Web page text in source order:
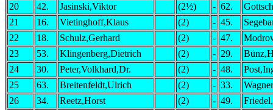
20
42. Jasinski,Viktor (2½) - 62.
21
16. Vietinghoff,Klaus (2) - 45.
22
18. Schulz,Gerhard (2) - 47.
23
53. Klingenberg,Dietrich (2) - 29.
24
30. Peter,Volkhard,Dr. (2) - 48.
25
63. Breitenfeldt,Ulrich (2) - 33.
26
34. Reetz,Horst (2) - 49.